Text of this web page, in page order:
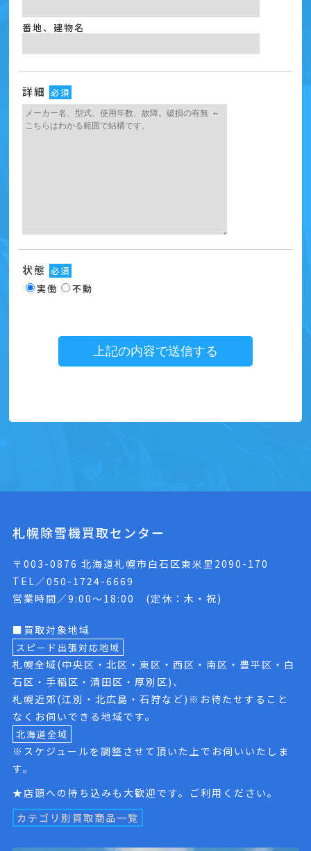
番地、建物名
詳細 必須
状態 必須
実働 不動
札幌除雪機買取センター
〒003-0876 北海道札幌市白石区東米里2090-170
TEL／050-1724-6669
営業時間／9:00〜18:00 (定休：木・祝)
■買取対象地域
スピード出張対応地域
札幌全域(中央区・北区・東区・西区・南区・豊平区・白
石区・手稲区・清田区・厚別区)、
札幌近郊(江別・北広島・石狩など)※お待たせすること
なくお伺いできる地域です。
北海道全域
※スケジュールを調整させて頂いた上でお伺いいたしま
す。
★店頭への持ち込みも大歓迎です。ご利用ください。
カテゴリ別買取商品一覧